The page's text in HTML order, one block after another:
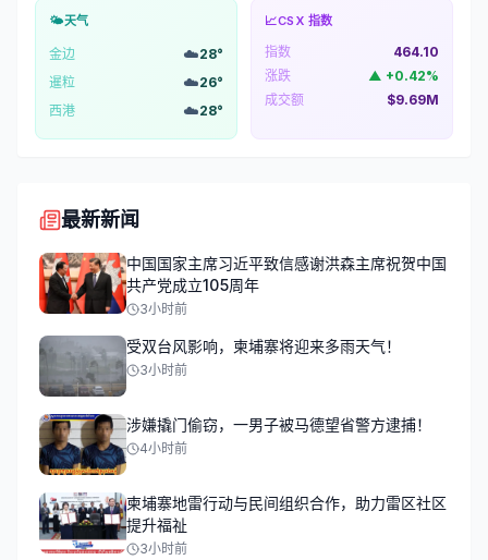
🌤️天气
金边 ☁️28°
暹粒
☁️26°
西港
☁️28°
📈CSX 指数
指数
464.10
涨跌
▲ +0.42%
成交额
$9.69M
最新新闻
中国国家主席习近平致信感谢洪森主席祝贺中国
共产党成立105周年
3小时前
受双台风影响，柬埔寨将迎来多雨天气！
3小时前
涉嫌撬门偷窃，一男子被马德望省警方逮捕！
4小时前
柬埔寨地雷行动与民间组织合作，助力雷区社区
提升福祉
3小时前